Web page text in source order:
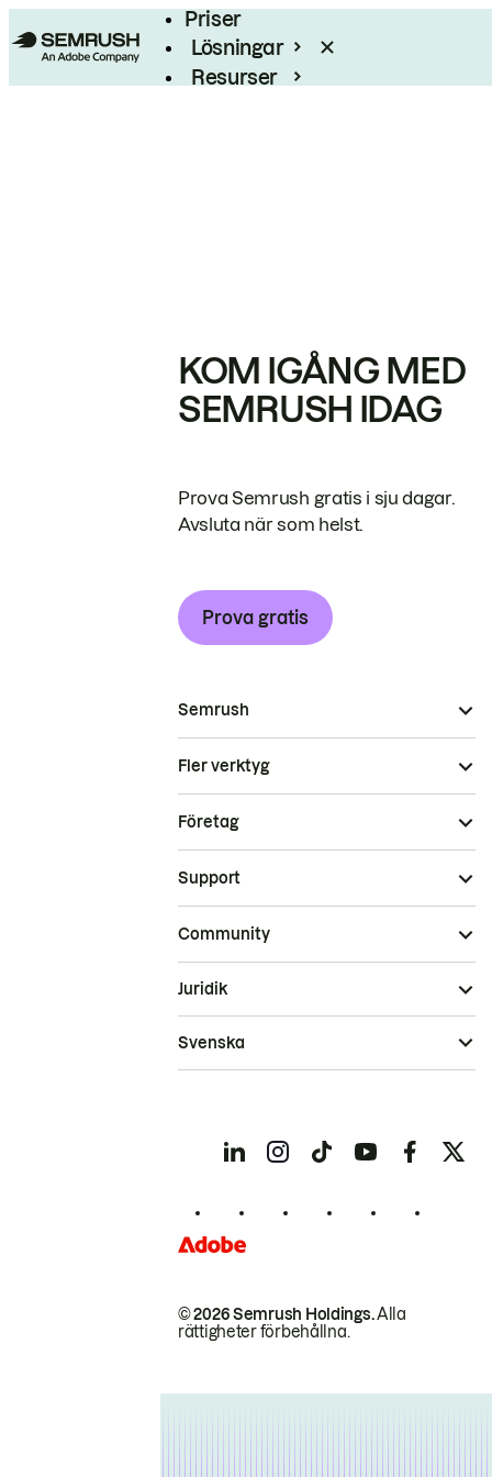
Priser
Lösningar
Resurser
KOM IGÅNG MED
SEMRUSH IDAG
Prova Semrush gratis i sju dagar.
Avsluta när som helst.
Prova gratis
Semrush
Fler verktyg
Företag
Support
Community
© 2026 Semrush Holdings.Alla
rättigheter förbehållna.
Juridik
Svenska